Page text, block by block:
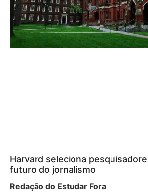
Harvard seleciona
futuro do jornalismo
Redação do Estudar Fora